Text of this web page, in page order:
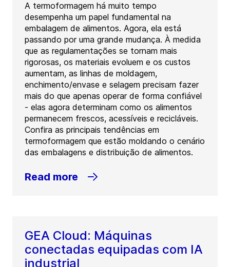
A termoformagem há muito tempo
desempenha um papel fundamental na
embalagem de alimentos. Agora, ela está
passando por uma grande mudança. À medida
que as regulamentações se tornam mais
rigorosas, os materiais evoluem e os custos
aumentam, as linhas de moldagem,
enchimento/envase e selagem precisam fazer
mais do que apenas operar de forma confiável
- elas agora determinam como os alimentos
permanecem frescos, acessíveis e recicláveis.
Confira as principais tendências em
termoformagem que estão moldando o cenário
das embalagens e distribuição de alimentos.
Read more
GEA Cloud: Máquinas
conectadas equipadas com IA
industrial